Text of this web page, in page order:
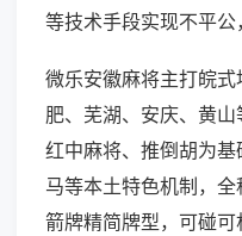
等技术手段实现不平公
微乐安徽麻将主打皖
肥、芜湖、安庆、黄
红中麻将、推倒胡为
马等本土特色机制，
箭牌精简牌型，可碰